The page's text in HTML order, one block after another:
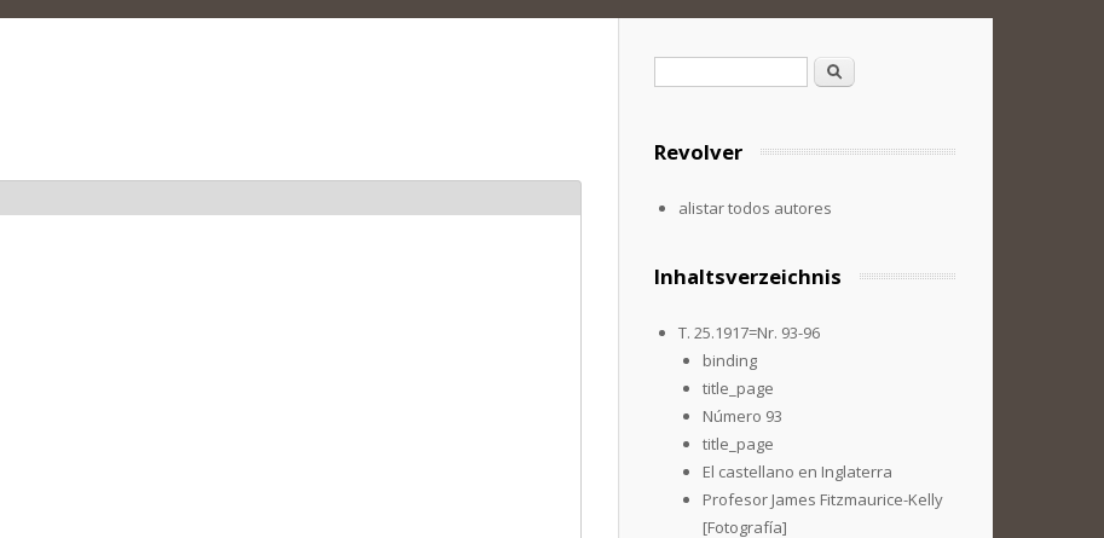
Formulario de búsqueda
Buscar
Revolver
alistar todos autores
Inhaltsverzeichnis
T. 25.1917=Nr. 93-96
binding
title_page
Número 93
title_page
El castellano en Inglaterra
Profesor James Fitzmaurice-Kelly
[Fotografía]